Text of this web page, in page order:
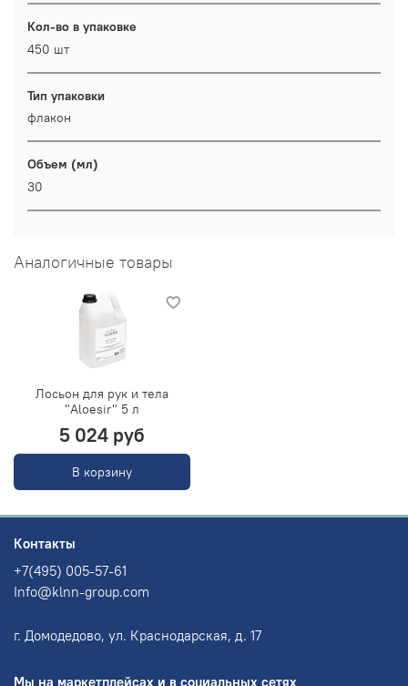
Кол-во в упаковке
450 шт
Тип упаковки
флакон
Объем (мл)
30
Аналогичные товары
Лосьон для рук и тела
"Aloesir" 5 л
5 024 руб
В корзину
Контакты
+7(495) 005-57-61
Info@klnn-group.com
г. Домодедово, ул. Краснодарская, д. 17
Мы на маркетплейсах и в социальных сетях